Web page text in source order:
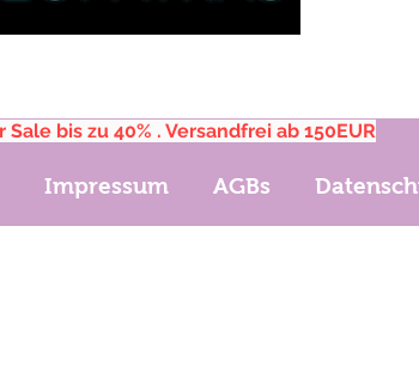
Impressum AGBs
Sale bis zu 40% . Versandfrei ab 150EUR